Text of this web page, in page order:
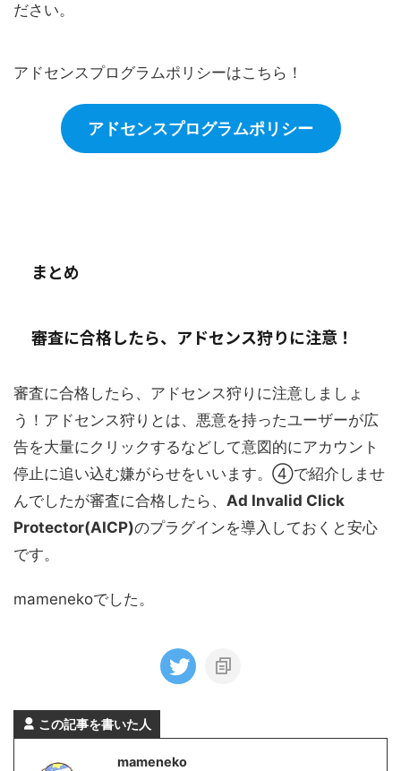
ださい。
アドセンスプログラムポリシーはこちら！
アドセンスプログラムポリシー
まとめ
審査に合格したら、アドセンス狩りに注意！
審査に合格したら、アドセンス狩りに注意しましょ
う！アドセンス狩りとは、悪意を持ったユーザーが広
告を大量にクリックするなどして意図的にアカウント
停止に追い込む嫌がらせをいいます。④で紹介しませ
んでしたが審査に合格したら、 Ad Invalid Click
Protector(AICP)のプラグインを導入しておくと安心
です。
mamenekoでした。
この記事を書いた人
mameneko